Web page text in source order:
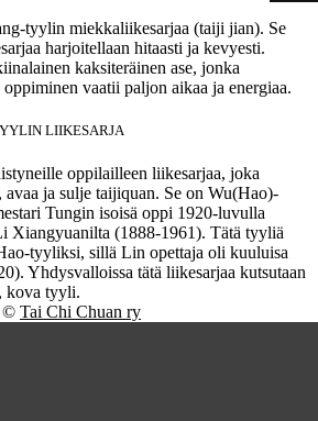
tyylin miekkaliikesarjaa (taiji jian). Se
harjoitellaan hitaasti ja kevyesti.
kaksiteräinen ase, jonka
vaatii paljon aikaa ja energiaa.
LIIKESARJA
oppilailleen liikesarjaa, joka
avaa ja sulje taijiquan. Se on Wu(Hao)-
Tungin isoisä oppi 1920-luvulla
Xiangyuanilta (1888-1961). Tätä tyyliä
tyyliksi, sillä Lin opettaja oli kuuluisa
Yhdysvalloissa tätä liikesarjaa kutsutaan
kova tyyli.
© Tai Chi Chuan ry